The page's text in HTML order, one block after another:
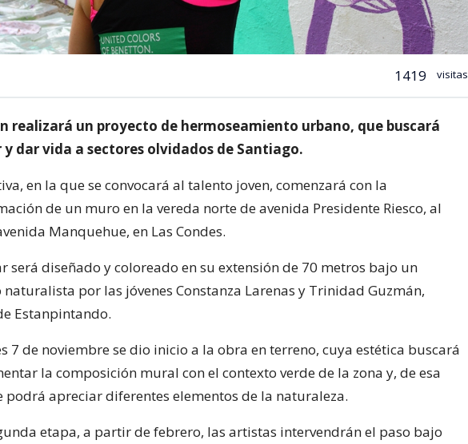
1419 visitas
realizará un proyecto de hermoseamiento urbano, que buscará
y dar vida a sectores olvidados de Santiago.
en la que se convocará al talento joven, comenzará con la
de un muro en la vereda norte de avenida Presidente Riesco, al
Manquehue, en Las Condes.
será diseñado y coloreado en su extensión de 70 metros bajo un
naturalista por las jóvenes Constanza Larenas y Trinidad Guzmán,
Estanpintando.
7 de noviembre se dio inicio a la obra en terreno, cuya estética buscará
la composición mural con el contexto verde de la zona y, de esa
podrá apreciar diferentes elementos de la naturaleza.
etapa, a partir de febrero, las artistas intervendrán el paso bajo